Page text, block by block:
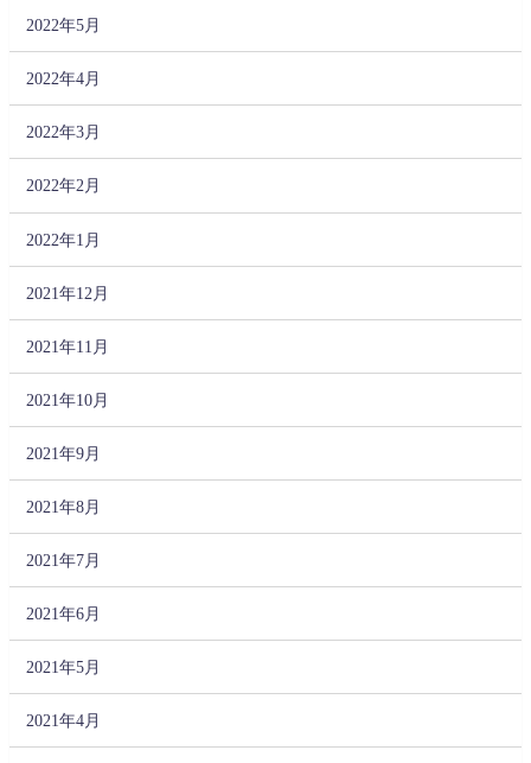
2022年5月
2022年4月
2022年3月
2022年2月
2022年1月
2021年12月
2021年11月
2021年10月
2021年9月
2021年8月
2021年7月
2021年6月
2021年5月
2021年4月